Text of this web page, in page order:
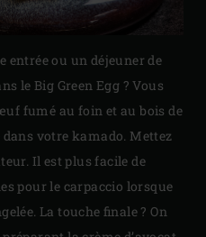
entrée ou un déjeuner de
le Big Green Egg ? Vous
fumé au foin et au bois de
votre kamado. Mettez
Il est plus facile de
pour le carpaccio lorsque
La touche finale ? On